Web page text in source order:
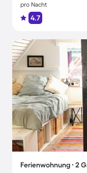
pro Nacht
4.7
Ferienwohnung ∙ 2